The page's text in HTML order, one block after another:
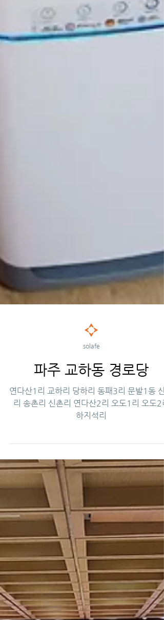
solafe
파주 교하동 경로당
연다산1리 교하리 당하리 동패3리 문발1동 산